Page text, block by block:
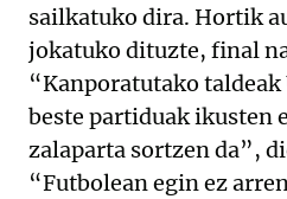
sailkatuko dira. Hortik
jokatuko dituzte, final
“Kanporatutako
beste partiduak ikusten
zalaparta sortzen da”,
“Futbolean egin ez